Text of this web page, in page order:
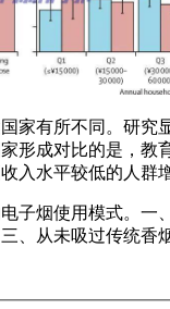
家有所不同。研究
形成对比的是，
入水平较低的人群
子烟使用模式。一
、从未吸过传统